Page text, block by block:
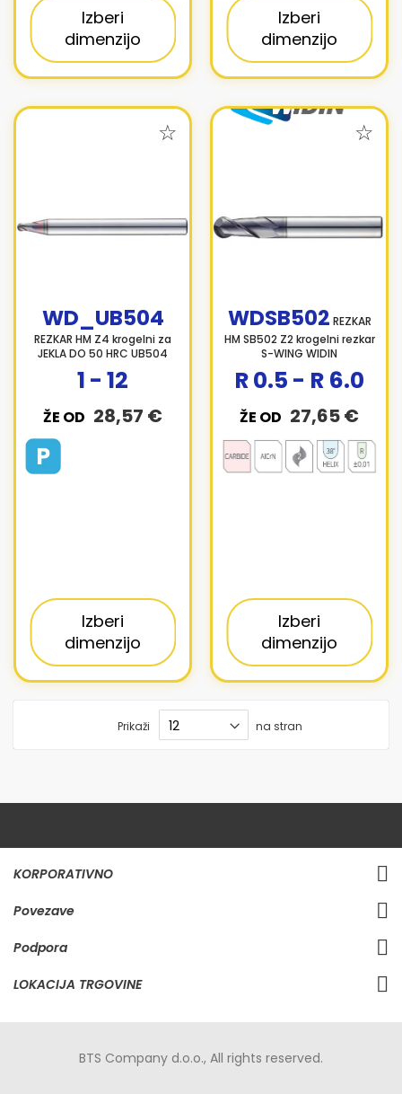
Izberi
dimenzijo
Izberi
dimenzijo
WD_UB504
REZKAR HM Z4 krogelni za
JEKLA DO 50 HRC UB504
ŽE OD 28,57 €
1 - 12
Izberi
dimenzijo
WDSB502 REZKAR
HM SB502 Z2 krogelni rezkar
S-WING WIDIN
ŽE OD 27,65 €
R 0.5 - R 6.0
Izberi
dimenzijo
Prikaži na stran
KORPORATIVNO
Povezave
Podpora
LOKACIJA TRGOVINE
BTS Company d.o.o., All rights reserved.